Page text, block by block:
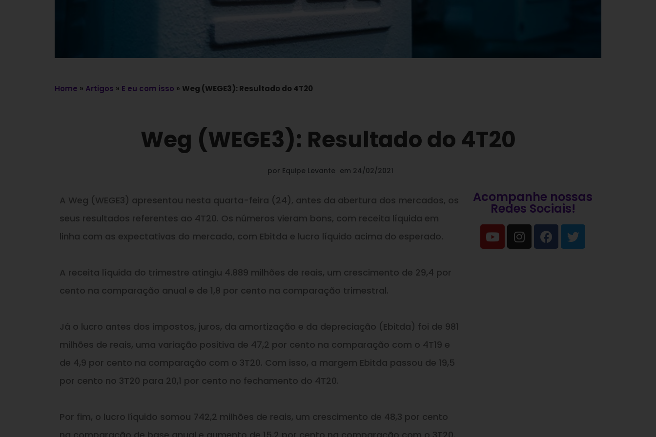
Home » Artigos » E eu com isso » Weg (WEGE3): Resultado do 4T20
Weg (WEGE3): Resultado do 4T20
por Equipe Levante em 24/02/2021
A Weg (WEGE3) apresentou nesta quarta-feira (24), antes da abertura dos mercados, os
seus resultados referentes ao 4T20. Os números vieram bons, com receita líquida em
linha com as expectativas do mercado, com Ebitda e lucro líquido acima do esperado.
A receita líquida do trimestre atingiu 4.889 milhões de reais, um crescimento de 29,4 por
cento na comparação anual e de 1,8 por cento na comparação trimestral.
Já o lucro antes dos impostos, juros, da amortização e da depreciação (Ebitda) foi de 981
milhões de reais, uma variação positiva de 47,2 por cento na comparação com o 4T19 e
de 4,9 por cento na comparação com o 3T20. Com isso, a margem Ebitda passou de 19,5
por cento no 3T20 para 20,1 por cento no fechamento do 4T20.
Por fim, o lucro líquido somou 742,2 milhões de reais, um crescimento de 48,3 por cento
Acompanhe nossas
Redes Sociais!